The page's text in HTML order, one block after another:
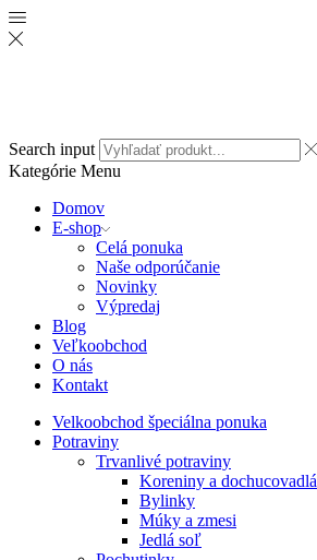
Search input
Kategórie Menu
Domov
E-shop
Celá ponuka
Naše odporúčanie
Novinky
Výpredaj
Blog
Veľkoobchod
O nás
Kontakt
Velkoobchod špeciálna ponuka
Potraviny
Trvanlivé potraviny
Koreniny a dochucovadlá
Bylinky
Múky a zmesi
Jedlá soľ